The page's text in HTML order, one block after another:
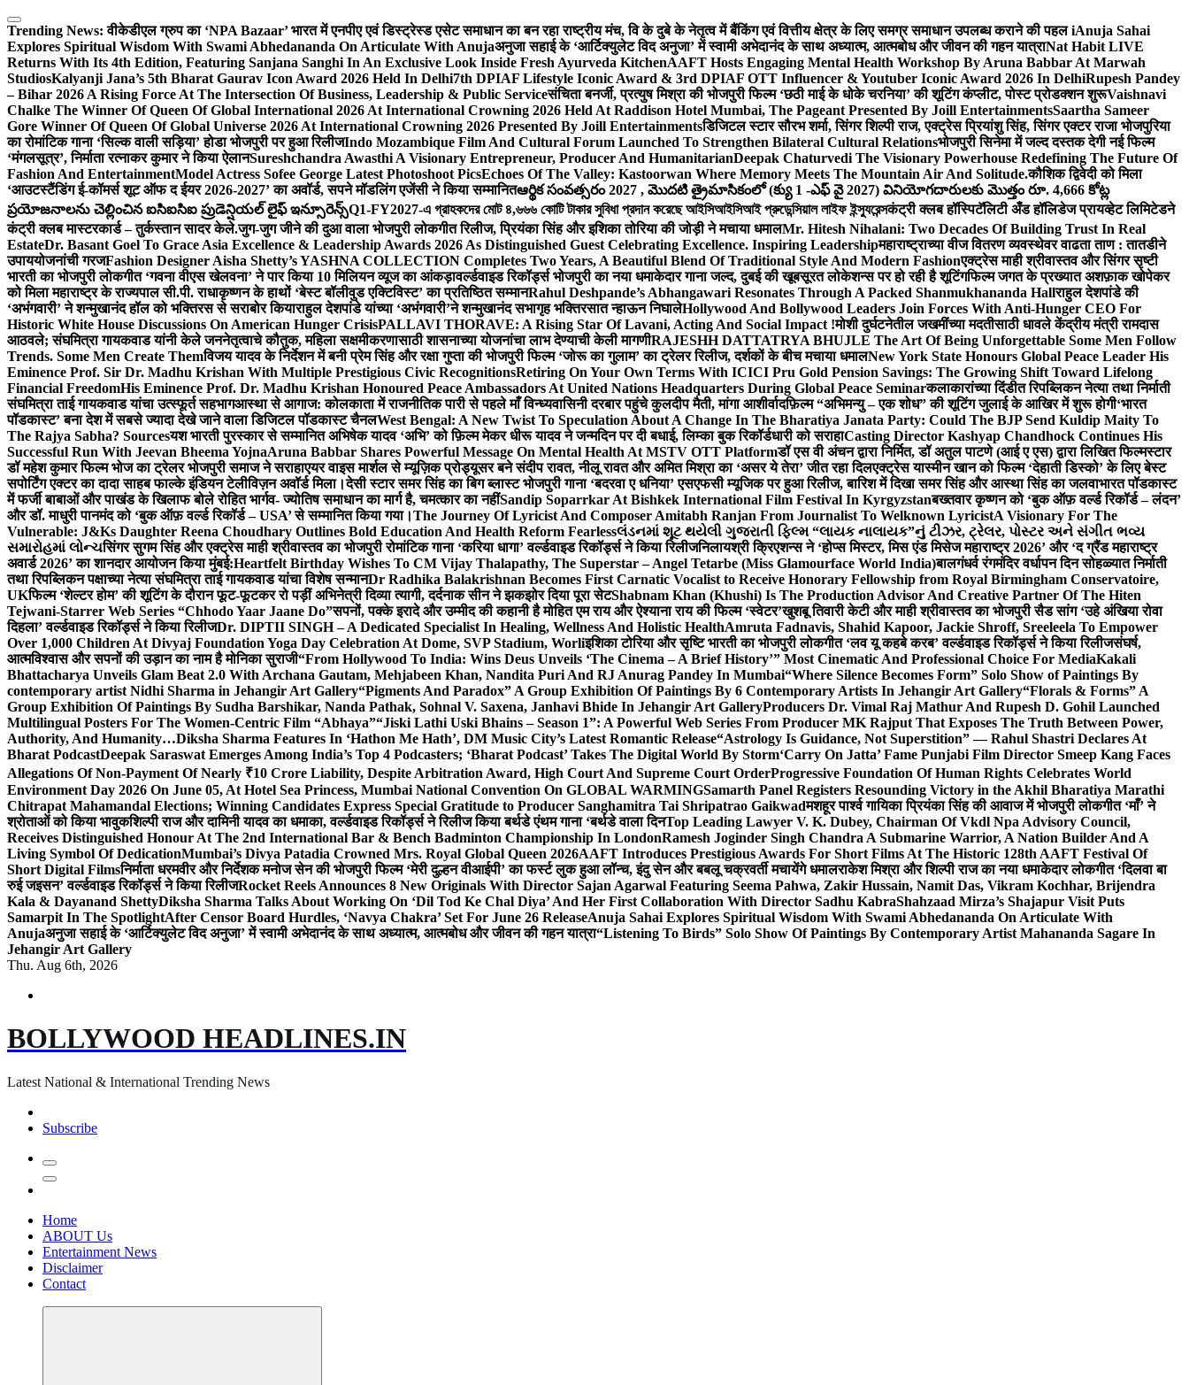
Skip
to
content
Trending News: वीकेडीएल ग्रुप का ‘NPA Bazaar’ भारत में एनपीए एवं डिस्ट्रेस्ड एसेट समाधान का बन रहा राष्ट्रीय मंच, वि के दुबे के नेतृत्व में बैंकिंग एवं वित्तीय क्षेत्र के लिए समग्र समाधान उपलब्ध कराने की पहल iAnuja Sahai
Explores Spiritual Wisdom With Swami Abhedananda On Articulate With Anujaअनुजा सहाई के ‘आर्टिक्युलेट विद अनुजा’ में स्वामी अभेदानंद के साथ अध्यात्म, आत्मबोध और जीवन की गहन यात्राNat Habit LIVE
Returns With Its 4th Edition, Featuring Sanjana Sanghi In An Exclusive Look Inside Fresh Ayurveda KitchenAAFT Hosts Engaging Mental Health Workshop By Aruna Babbar At Marwah
StudiosKalyanji Jana’s 5th Bharat Gaurav Icon Award 2026 Held In Delhi7th DPIAF Lifestyle Iconic Award & 3rd DPIAF OTT Influencer & Youtuber Iconic Award 2026 In DelhiRupesh Pandey
– Bihar 2026 A Rising Force At The Intersection Of Business, Leadership & Public Serviceसंचिता बनर्जी, प्रत्युष मिश्रा की भोजपुरी फिल्म ‘छठी माई के धोके चरनिया’ की शूटिंग कंप्लीट, पोस्ट प्रोडक्शन शुरूVaishnavi
Chalke The Winner Of Queen Of Global International 2026 At International Crowning 2026 Held At Raddison Hotel Mumbai, The Pageant Presented By Joill EntertainmentsSaartha Sameer
Gore Winner Of Queen Of Global Universe 2026 At International Crowning 2026 Presented By Joill Entertainmentsडिजिटल स्टार सौरभ शर्मा, सिंगर शिल्पी राज, एक्ट्रेस प्रियांशु सिंह, सिंगर एक्टर राजा भोजपुरिया
का रोमांटिक गाना ‘सिल्क वाली सड़िया’ होडा भोजपुरी पर हुआ रिलीजIndo Mozambique Film And Cultural Forum Launched To Strengthen Bilateral Cultural Relationsभोजपुरी सिनेमा में जल्द दस्तक देगी नई फिल्म
‘मंगलसूत्र’, निर्माता रत्नाकर कुमार ने किया ऐलानSureshchandra Awasthi A Visionary Entrepreneur, Producer And HumanitarianDeepak Chaturvedi The Visionary Powerhouse Redefining The Future Of
Fashion And EntertainmentModel Actress Sofee George Latest Photoshoot PicsEchoes Of The Valley: Kastoorwan Where Memory Meets The Mountain Air And Solitude.कौशिक द्विवेदी को मिला
‘आउटस्टैंडिंग ई-कॉमर्स शूट ऑफ द ईयर 2026-2027’ का अवॉर्ड, सपने मॉडलिंग एजेंसी ने किया सम्मानितఆర్థిక సంవత్సరం 2027 , మొదటి త్రైమాసికంలో (క్యు 1 -ఎఫ్ వై 2027) వినియోగదారులకు మొత్తం రూ. 4,666 కోట్ల
ప్రయోజనాలను చెల్లించిన ఐసిఐసిఐ ప్రుడెన్షియల్ లైఫ్ ఇన్సూరెన్స్Q1-FY2027-এ গ্রাহকদের মোট ৪,৬৬৬ কোটি টাকার সুবিধা প্রদান করেছে আইসিআইসিআই প্রুডেন্সিয়াল লাইফ ইন্স্যুরেন্সकंट्री क्लब हॉस्पिटॅलिटी अँड हॉलिडेज प्रायव्हेट लिमिटेडने
कंट्री क्लब मास्टरकार्ड – तुर्कस्तान सादर केले.जुग-जुग जीने की दुआ वाला भोजपुरी लोकगीत रिलीज, प्रियंका सिंह और इशिका तोरिया की जोड़ी ने मचाया धमालMr. Hitesh Nihalani: Two Decades Of Building Trust In Real
EstateDr. Basant Goel To Grace Asia Excellence & Leadership Awards 2026 As Distinguished Guest Celebrating Excellence. Inspiring Leadershipमहाराष्ट्राच्या वीज वितरण व्यवस्थेवर वाढता ताण : तातडीने
उपाययोजनांची गरजFashion Designer Aisha Shetty’s YASHNA COLLECTION Completes Two Years, A Beautiful Blend Of Traditional Style And Modern Fashionएक्ट्रेस माही श्रीवास्तव और सिंगर सृष्टी
भारती का भोजपुरी लोकगीत ‘गवना वीएस खेलवना’ ने पार किया 10 मिलियन व्यूज का आंकड़ावर्ल्डवाइड रिकॉर्ड्स भोजपुरी का नया धमाकेदार गाना जल्द, दुबई की खूबसूरत लोकेशन्स पर हो रही है शूटिंगफिल्म जगत के प्रख्यात अशफ़ाक खोपेकर
को मिला महाराष्ट्र के राज्यपाल सी.पी. राधाकृष्णन के हाथों ‘बेस्ट बॉलीवुड एक्टिविस्ट’ का प्रतिष्ठित सम्मानRahul Deshpande’s Abhangawari Resonates Through A Packed Shanmukhananda Hallराहुल देशपांडे की
‘अभंगवारी’ ने शन्मुखानंद हॉल को भक्तिरस से सराबोर कियाराहुल देशपांडे यांच्या ‘अभंगवारी’ने शन्मुखानंद सभागृह भक्तिरसात न्हाऊन निघालेHollywood And Bollywood Leaders Join Forces With Anti-Hunger CEO For
Historic White House Discussions On American Hunger CrisisPALLAVI THORAVE: A Rising Star Of Lavani, Acting And Social Impact !मोशी दुर्घटनेतील जखमींच्या मदतीसाठी धावले केंद्रीय मंत्री रामदास
आठवले; संघमित्रा गायकवाड यांनी केले जननेतृत्वाचे कौतुक, महिला सक्षमीकरणासाठी शासनाच्या योजनांचा लाभ देण्याची केली मागणीRAJESHH DATTATRYA BHUJLE The Art Of Being Unforgettable Some Men Follow
Trends. Some Men Create Themविजय यादव के निर्देशन में बनी प्रेम सिंह और रक्षा गुप्ता की भोजपुरी फिल्म ‘जोरू का गुलाम’ का ट्रेलर रिलीज, दर्शकों के बीच मचाया धमालNew York State Honours Global Peace Leader His
Eminence Prof. Sir Dr. Madhu Krishan With Multiple Prestigious Civic RecognitionsRetiring On Your Own Terms With ICICI Pru Gold Pension Savings: The Growing Shift Toward Lifelong
Financial FreedomHis Eminence Prof. Dr. Madhu Krishan Honoured Peace Ambassadors At United Nations Headquarters During Global Peace Seminarकलाकारांच्या दिंडीत रिपब्लिकन नेत्या तथा निर्माती
संघमित्रा ताई गायकवाड यांचा उत्स्फूर्त सहभागआस्था से आगाज: कोलकाता में राजनीतिक पारी से पहले माँ विन्ध्यवासिनी दरबार पहुंचे कुलदीप मैती, मांगा आशीर्वादफ़िल्म “अभिमन्यु – एक शोध” की शूटिंग जुलाई के आखिर में शुरू होगी‘भारत
पॉडकास्ट’ बना देश में सबसे ज्यादा देखे जाने वाला डिजिटल पॉडकास्ट चैनलWest Bengal: A New Twist To Speculation About A Change In The Bharatiya Janata Party: Could The BJP Send Kuldip Maity To
The Rajya Sabha? Sourcesयश भारती पुरस्कार से सम्मानित अभिषेक यादव ‘अभि’ को फ़िल्म मेकर धीरू यादव ने जन्मदिन पर दी बधाई, लिम्का बुक रिकॉर्डधारी को सराहाCasting Director Kashyap Chandhock Continues His
Successful Run With Jeevan Bheema YojnaAruna Babbar Shares Powerful Message On Mental Health At MSTV OTT Platformडॉ एस वी अंचन द्वारा निर्मित, डॉ अतुल पाटणे (आई ए एस) द्वारा लिखित फिल्मस्टार
डॉ महेश कुमार फिल्म भोज का ट्रेलर भोजपुरी समाज ने सराहाएयर वाइस मार्शल से म्यूज़िक प्रोड्यूसर बने संदीप रावत, नीलू रावत और अमित मिश्रा का ‘असर ये तेरा’ जीत रहा दिलएक्ट्रेस यास्मीन खान को फिल्म ‘देहाती डिस्को’ के लिए बेस्ट
सपोर्टिंग एक्टर का दादा साहब फाल्के इंडियन टेलीविज़न अवॉर्ड मिला।देसी स्टार समर सिंह का बिग ब्लास्ट भोजपुरी गाना ‘बदरवा ए धनिया’ एसएफसी म्यूजिक पर हुआ रिलीज, बारिश में दिखा समर सिंह और आस्था सिंह का जलवाभारत पॉडकास्ट
में फर्जी बाबाओं और पाखंड के खिलाफ बोले रोहित भार्गव- ज्योतिष समाधान का मार्ग है, चमत्कार का नहींSandip Soparrkar At Bishkek International Film Festival In Kyrgyzstanबख्तवार कृष्णन को ‘बुक ऑफ़ वर्ल्ड रिकॉर्ड – लंदन’
और डॉ. माधुरी पानमंद को ‘बुक ऑफ़ वर्ल्ड रिकॉर्ड – USA’ से सम्मानित किया गया।The Journey Of Lyricist And Composer Amitabh Ranjan From Journalist To Welknown LyricistA Visionary For The
Vulnerable: J&Ks Daughter Reena Choudhary Outlines Bold Education And Health Reform Fearlessલંડનમાં શૂટ થયેલી ગુજરાતી ફિલ્મ “લાયક નાલાયક”નું ટીઝર, ટ્રેલર, પોસ્ટર અને સંગીત ભવ્ય
સમારોહમાં લોન્ચसिंगर सुगम सिंह और एक्ट्रेस माही श्रीवास्तव का भोजपुरी रोमांटिक गाना ‘करिया धागा’ वर्ल्डवाइड रिकॉर्ड्स ने किया रिलीजनिलायश्री क्रिएशन्स ने ‘होप्स मिस्टर, मिस एंड मिसेज महाराष्ट्र 2026’ और ‘द ग्रैंड महाराष्ट्र
अवार्ड 2026’ का शानदार आयोजन किया मुंबई:Heartfelt Birthday Wishes To CM Vijay Thalapathy, The Superstar – Angel Tetarbe (Miss Glamourface World India)बालगंधर्व रंगमंदिर वर्धापन दिन सोहळ्यात निर्माती
तथा रिपब्लिकन पक्षाच्या नेत्या संघमित्रा ताई गायकवाड यांचा विशेष सन्मानDr Radhika Balakrishnan Becomes First Carnatic Vocalist to Receive Honorary Fellowship from Royal Birmingham Conservatoire,
UKफिल्म ‘शेल्टर होम’ की शूटिंग के दौरान फूट-फूटकर रो पड़ीं अभिनेत्री दिव्या त्यागी, दर्दनाक सीन ने झकझोर दिया पूरा सेटShabnam Khan (Khushi) Is The Production Advisor And Creative Partner Of The Hiten
Tejwani-Starrer Web Series “Chhodo Yaar Jaane Do”सपनों, पक्के इरादे और उम्मीद की कहानी है मोहित एम राय और ऐश्याना राय की फिल्म ‘स्वेटर’खुशबू तिवारी केटी और माही श्रीवास्तव का भोजपुरी सैड सांग ‘उहे अंखिया रोवा
दिहला’ वर्ल्डवाइड रिकॉर्ड्स ने किया रिलीजDr. DIPTII SINGH – A Dedicated Specialist In Healing, Wellness And Holistic HealthAmruta Fadnavis, Shahid Kapoor, Jackie Shroff, Sreeleela To Empower
Over 1,000 Children At Divyaj Foundation Yoga Day Celebration At Dome, SVP Stadium, Worliइशिका टोरिया और सृष्टि भारती का भोजपुरी लोकगीत ‘लव यू कहबे करब’ वर्ल्डवाइड रिकॉर्ड्स ने किया रिलीजसंघर्ष,
आत्मविश्वास और सपनों की उड़ान का नाम है मोनिका सुराजी“From Hollywood To India: Wins Deus Unveils ‘The Cinema – A Brief History’” Most Cinematic And Professional Choice For MediaKakali
Bhattacharya Unveils Glam Beat 2.0 With Archana Gautam, Mehjabeen Khan, Nandita Puri And RJ Anurag Pandey In Mumbai“Where Silence Becomes Form” Solo Show of Paintings By
contemporary artist Nidhi Sharma in Jehangir Art Gallery“Pigments And Paradox” A Group Exhibition Of Paintings By 6 Contemporary Artists In Jehangir Art Gallery“Florals & Forms” A
Group Exhibition Of Paintings By Sudha Barshikar, Nanda Pathak, Sohnal V. Saxena, Janhavi Bhide In Jehangir Art GalleryProducers Dr. Vimal Raj Mathur And Rupesh D. Gohil Launched
Multilingual Posters For The Women-Centric Film “Abhaya”“Jiski Lathi Uski Bhains – Season 1”: A Powerful Web Series From Producer MK Rajput That Exposes The Truth Between Power,
Authority, And Humanity…Diksha Sharma Features In ‘Hathon Me Hath’, DM Music City’s Latest Romantic Release“Astrology Is Guidance, Not Superstition” — Rahul Shastri Declares At
Bharat PodcastDeepak Saraswat Emerges Among India’s Top 4 Podcasters; ‘Bharat Podcast’ Takes The Digital World By Storm‘Carry On Jatta’ Fame Punjabi Film Director Smeep Kang Faces
Allegations Of Non-Payment Of Nearly ₹10 Crore Liability, Despite Arbitration Award, High Court And Supreme Court OrderProgressive Foundation Of Human Rights Celebrates World
Environment Day 2026 On June 05, At Hotel Sea Princess, Mumbai National Convention On GLOBAL WARMINGSamarth Panel Registers Resounding Victory in the Akhil Bharatiya Marathi
Chitrapat Mahamandal Elections; Winning Candidates Express Special Gratitude to Producer Sanghamitra Tai Shripatrao Gaikwadमशहूर पार्श्व गायिका प्रियंका सिंह की आवाज में भोजपुरी लोकगीत ‘माँ’ ने
श्रोताओं को किया भावुकशिल्पी राज और दामिनी यादव का धमाका, वर्ल्डवाइड रिकॉर्ड्स ने रिलीज किया बर्थडे एंथम गाना ‘बर्थडे वाला दिनTop Leading Lawyer V. K. Dubey, Chairman Of Vkdl Npa Advisory Council,
Receives Distinguished Honour At The 2nd International Bar & Bench Badminton Championship In LondonRamesh Joginder Singh Chandra A Submarine Warrior, A Nation Builder And A
Living Symbol Of DedicationMumbai’s Divya Patadia Crowned Mrs. Royal Global Queen 2026AAFT Introduces Prestigious Awards For Short Films At The Historic 128th AAFT Festival Of
Short Digital Filmsनिर्माता धरमवीर और निर्देशक मनोज सेन की भोजपुरी फिल्म ‘मेरी दुल्हन वीआईपी’ का फर्स्ट लुक हुआ लॉन्च, इंदु सेन और बबलू चक्रवर्ती मचायेंगे धमालराकेश मिश्रा और शिल्पी राज का नया धमाकेदार लोकगीत ‘दिलवा बा
रुई जइसन’ वर्ल्डवाइड रिकॉर्ड्स ने किया रिलीजRocket Reels Announces 8 New Originals With Director Sajan Agarwal Featuring Seema Pahwa, Zakir Hussain, Namit Das, Vikram Kochhar, Brijendra
Kala & Dayanand ShettyDiksha Sharma Talks About Working On ‘Dil Tod Ke Chal Diya’ And Her First Collaboration With Director Sadhu KabraShahzaad Mirza’s Shajapur Visit Puts
Samarpit In The SpotlightAfter Censor Board Hurdles, ‘Navya Chakra’ Set For June 26 ReleaseAnuja Sahai Explores Spiritual Wisdom With Swami Abhedananda On Articulate With
Anujaअनुजा सहाई के ‘आर्टिक्युलेट विद अनुजा’ में स्वामी अभेदानंद के साथ अध्यात्म, आत्मबोध और जीवन की गहन यात्रा“Listening To Birds” Solo Show Of Paintings By Contemporary Artist Mahananda Sagare In
Jehangir Art Gallery
Thu. Aug 6th, 2026
BOLLYWOOD HEADLINES.IN
Latest National & International Trending News
Subscribe
Home
ABOUT Us
Entertainment News
Disclaimer
Contact